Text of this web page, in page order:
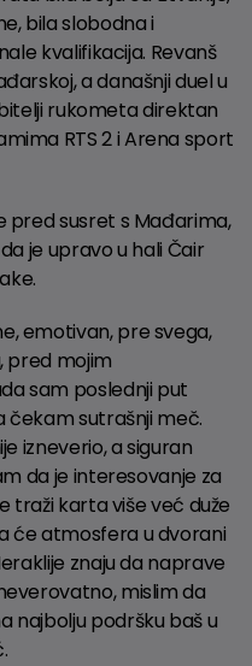
bila slobodna i
kvalifikacija. Revanš
a današnji duel u
rukometa direktan
RTS 2 i Arena sport
pred susret s Mađarima,
je upravo u hali Čair
emotivan, pre svega,
pred mojim
sam poslednji put
čekam sutrašnji meč.
izneverio, a siguran
da je interesovanje za
traži karta više već duže
će atmosfera u dvorani
znaju da naprave
mislim da
najbolju podršku baš u